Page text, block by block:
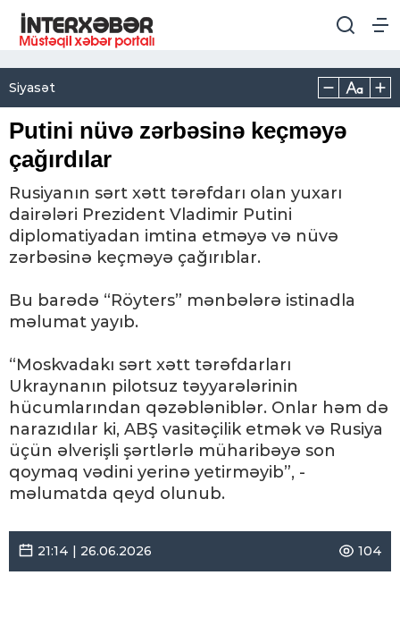
Siyasət
Putini nüvə zərbəsinə keçməyə
çağırdılar
Rusiyanın sərt xətt tərəfdarı olan yuxarı
dairələri Prezident Vladimir Putini
diplomatiyadan imtina etməyə və nüvə
zərbəsinə keçməyə çağırıblar.
Bu barədə “Röyters” mənbələrə istinadla
məlumat yayıb.
“Moskvadakı sərt xətt tərəfdarları
Ukraynanın pilotsuz təyyarələrinin
hücumlarından qəzəbləniblər. Onlar həm də
narazıdılar ki, ABŞ vasitəçilik etmək və Rusiya
üçün əlverişli şərtlərlə müharibəyə son
qoymaq vədini yerinə yetirməyib”, -
məlumatda qeyd olunub.
21:14 | 26.06.2026 104